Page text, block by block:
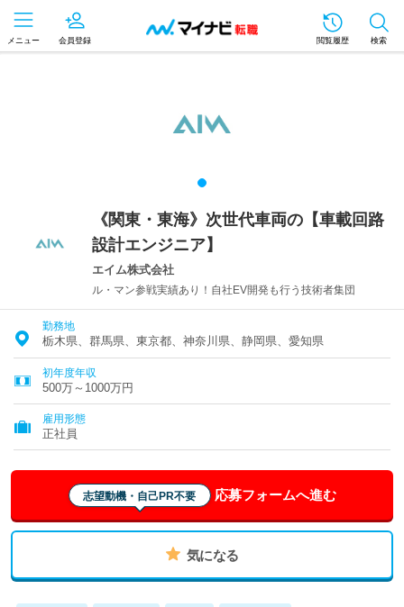
メニュー 会員登録 閲覧履歴 検索
《関東・東海》次世代車両の【車載回路
設計エンジニア】
エイム株式会社
ル・マン参戦実績あり！自社EV開発も行う技術者集団
勤務地
栃木県、群馬県、東京都、神奈川県、静岡県、愛知県
初年度年収
500万～1000万円
雇用形態
正社員
志望動機・自己PR不要 応募フォームへ進む
気になる